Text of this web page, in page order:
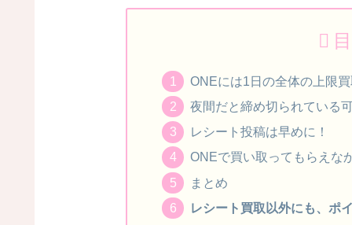
ONEには1日の全体の上限
夜間だと締め切られている
レシート投稿は早めに！
ONEで買い取ってもらえな
まとめ
レシート買取以外にも、ポ